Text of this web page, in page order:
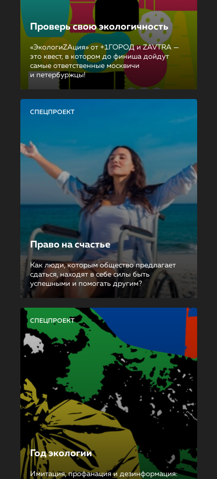
Проверь свою экологичность
«ЭкологиZAция» от +1ГОРОД и ZAVTRA —
это квест, в котором до финиша дойдут
самые ответственные москвичи
и петербуржцы!
СПЕЦПРОЕКТ
Право на счастье
Как люди, которым общество предлагает
сдаться, находят в себе силы быть
успешными и помогать другим?
СПЕЦПРОЕКТ
Год экологии
Имитация, профанация и дезинформация: